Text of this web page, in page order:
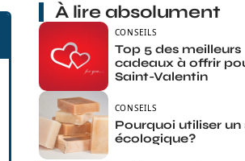
À lire absolument
CONSEILS
Top 5 des meilleurs
cadeaux à offrir
Saint-Valentin
CONSEILS
Pourquoi utiliser un
écologique?